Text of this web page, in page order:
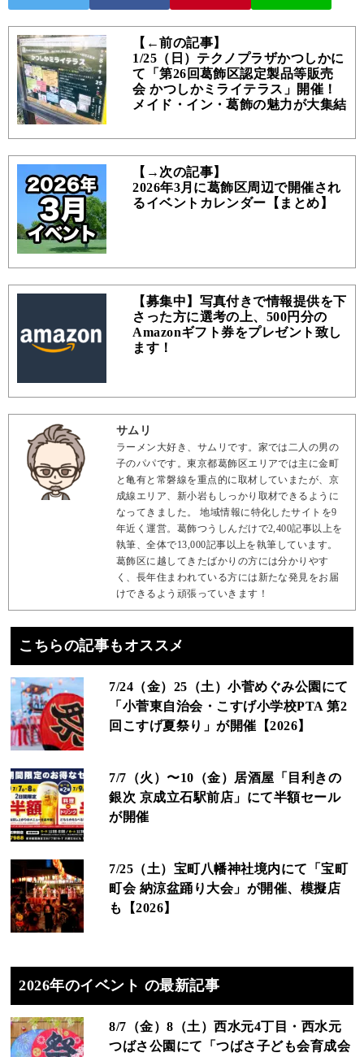
【←前の記事】
1/25（日）テクノプラザかつしかに
て「第26回葛飾区認定製品等販売
会 かつしかミライテラス」開催！
メイド・イン・葛飾の魅力が大集結
【→次の記事】
2026年3月に葛飾区周辺で開催され
るイベントカレンダー【まとめ】
【募集中】写真付きで情報提供を下
さった方に選考の上、500円分の
Amazonギフト券をプレゼント致し
ます！
サムリ
ラーメン大好き、サムリです。家では二人の男の
子のパパです。東京都葛飾区エリアでは主に金町
と亀有と常磐線を重点的に取材していまたが、京
成線エリア、新小岩もしっかり取材できるように
なってきました。 地域情報に特化したサイトを9
年近く運営。葛飾つうしんだけで2,400記事以上を
執筆、全体で13,000記事以上を執筆しています。
葛飾区に越してきたばかりの方には分かりやす
く、長年住まわれている方には新たな発見をお届
けできるよう頑張っていきます！
こちらの記事もオススメ
7/24（金）25（土）小菅めぐみ公園にて
「小菅東自治会・こすげ小学校PTA 第2
回こすげ夏祭り」が開催【2026】
7/7（火）〜10（金）居酒屋「目利きの
銀次 京成立石駅前店」にて半額セール
が開催
7/25（土）宝町八幡神社境内にて「宝町
町会 納涼盆踊り大会」が開催、模擬店
も【2026】
2026年のイベント の最新記事
8/7（金）8（土）西水元4丁目・西水元
つばさ公園にて「つばさ子ども会育成会